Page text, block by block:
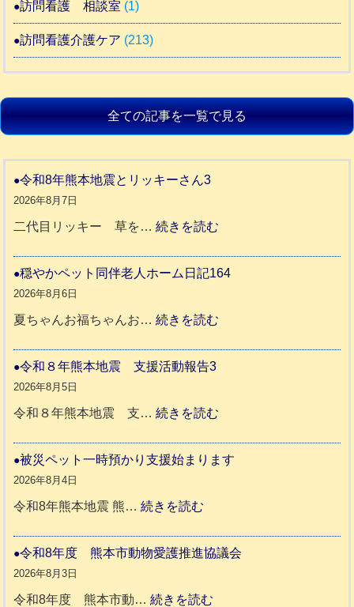
訪問看護 相談室 (1)
訪問看護介護ケア (213)
全ての記事を一覧で見る
令和8年熊本地震とリッキーさん3
2026年8月7日
二代目リッキー 草を…続きを読む
和
リ
ッ
さ
ん
穏やかペット同伴老人ホーム日記164
2026年8月6日
夏ちゃんお福ちゃんお…続きを読む
ト
人
ホ
令和８年熊本地震 支援活動報告3
2026年8月5日
令和８年熊本地震 支…続きを読む
和
本
被災ペット一時預かり支援始まります
2026年8月4日
令和8年熊本地震 熊…続きを読む
災
ッ
令和8年度 熊本市動物愛護推進協議会
2026年8月3日
令和8年度 熊本市動…続きを読む